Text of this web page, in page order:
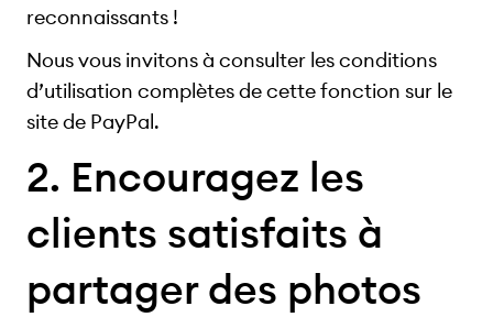
reconnaissants !
Nous vous invitons à consulter les conditions
d’utilisation complètes de cette fonction sur le
site de PayPal.
2. Encouragez les
clients satisfaits à
partager des photos